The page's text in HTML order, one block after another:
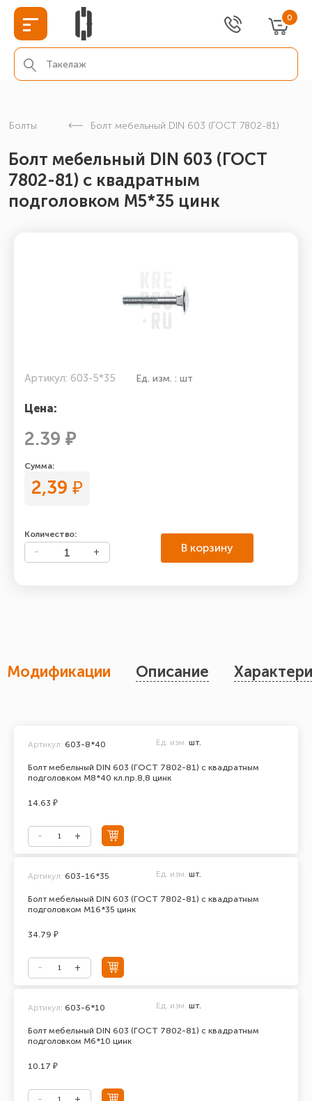
0
Болты Болт мебельный DIN 603 (ГОСТ 7802-81)
Болт мебельный DIN 603 (ГОСТ
7802-81) с квадратным
подголовком М5*35 цинк
Артикул: 603-5*35 Ед. изм. : шт
Цена:
2.39 ₽
Сумма:
2,39 ₽
Количество:
В корзину
Модификации Описание
Болт мебельный DIN 603 (ГОСТ 7802-81) с квадратным
подголовком М8*40 кл.пр.8,8 цинк
Артикул: 603-8*40 Ед. изм. шт.
14.63 ₽
Болт мебельный DIN 603 (ГОСТ 7802-81) с квадратным
подголовком М16*35 цинк
Артикул: 603-16*35 Ед. изм. шт.
34.79 ₽
Болт мебельный DIN 603 (ГОСТ 7802-81) с квадратным
подголовком М6*10 цинк
Артикул: 603-6*10 Ед. изм. шт.
10.17 ₽